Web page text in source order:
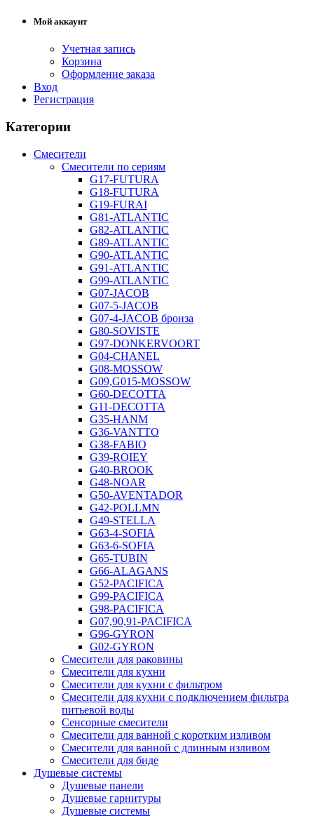
Мой аккаунт
Учетная запись
Корзина
Оформление заказа
Вход
Регистрация
Категории
Смесители
Смесители по сериям
G17-FUTURA
G18-FUTURA
G19-FURAI
G81-ATLANTIC
G82-ATLANTIC
G89-ATLANTIC
G90-ATLANTIC
G91-ATLANTIC
G99-ATLANTIC
G07-JACOB
G07-5-JACOB
G07-4-JACOB бронза
G80-SOVISTE
G97-DONKERVOORT
G04-CHANEL
G08-MOSSOW
G09,G015-MOSSOW
G60-DECOTTA
G11-DECOTTA
G35-HANM
G36-VANTTO
G38-FABIO
G39-ROIEY
G40-BROOK
G48-NOAR
G50-AVENTADOR
G42-POLLMN
G49-STELLA
G63-4-SOFIA
G63-6-SOFIA
G65-TUBIN
G66-ALAGANS
G52-PACIFICA
G99-PACIFICA
G98-PACIFICA
G07,90,91-PACIFICA
G96-GYRON
G02-GYRON
Смесители для раковины
Смесители для кухни
Смесители для кухни с фильтром
Смесители для кухни с подключением фильтра
питьевой воды
Сенсорные смесители
Смесители для ванной с коротким изливом
Смесители для ванной с длинным изливом
Смесители для биде
Душевые системы
Душевые панели
Душевые гарнитуры
Душевые системы